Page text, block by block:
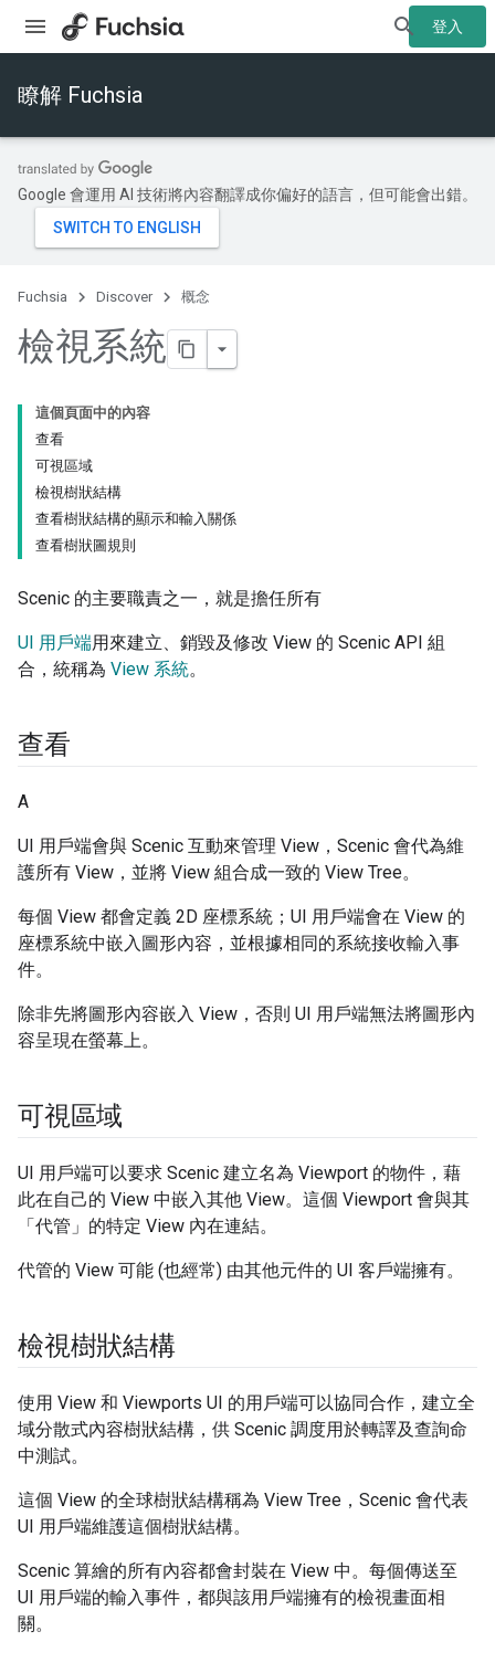
登入
瞭解 Fuchsia
Google 會運用 AI 技術將內容翻譯成你偏好的語言，但可能會出錯。
Fuchsia Discover 概念
檢視系統
這個頁面中的內容
查看
可視區域
檢視樹狀結構
查看樹狀結構的顯示和輸入關係
查看樹狀圖規則
Scenic 的主要職責之一，就是擔任所有
UI 用戶端用來建立、銷毀及修改 View 的 Scenic API 組
合，統稱為 View 系統。
查看
A
UI 用戶端會與 Scenic 互動來管理 View，Scenic 會代為維
護所有 View，並將 View 組合成一致的 View Tree。
每個 View 都會定義 2D 座標系統；UI 用戶端會在 View 的
座標系統中嵌入圖形內容，並根據相同的系統接收輸入事
件。
除非先將圖形內容嵌入 View，否則 UI 用戶端無法將圖形內
容呈現在螢幕上。
可視區域
UI 用戶端可以要求 Scenic 建立名為 Viewport 的物件，藉
此在自己的 View 中嵌入其他 View。這個 Viewport 會與其
「代管」的特定 View 內在連結。
代管的 View 可能 (也經常) 由其他元件的 UI 客戶端擁有。
檢視樹狀結構
使用 View 和 Viewports UI 的用戶端可以協同合作，建立全
域分散式內容樹狀結構，供 Scenic 調度用於轉譯及查詢命
中測試。
這個 View 的全球樹狀結構稱為 View Tree，Scenic 會代表
UI 用戶端維護這個樹狀結構。
Scenic 算繪的所有內容都會封裝在 View 中。每個傳送至
UI 用戶端的輸入事件，都與該用戶端擁有的檢視畫面相
關。